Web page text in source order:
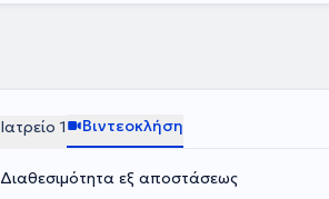
Ιατρείο 1 Βιντεοκλήση
Διαθεσιμότητα εξ αποστάσεως